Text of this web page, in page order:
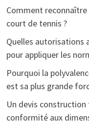
Comment
court de tennis ?
Quelles
pour appliquer les
Pourquoi la
est sa plus grande
Un devis
conformité aux